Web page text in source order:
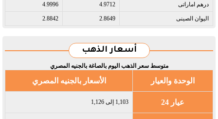
درهم اماراتى​ 4.9712
4.9996
اليوان الصينى​ 2.8649
2.8842
أسعار الذهب
متوسط سعر الذهب اليوم بالصاغة بالجنيه المصري
الوحدة والعيار الأسعار بالجنيه المصري
عيار 24 1,103 إلى 1,126